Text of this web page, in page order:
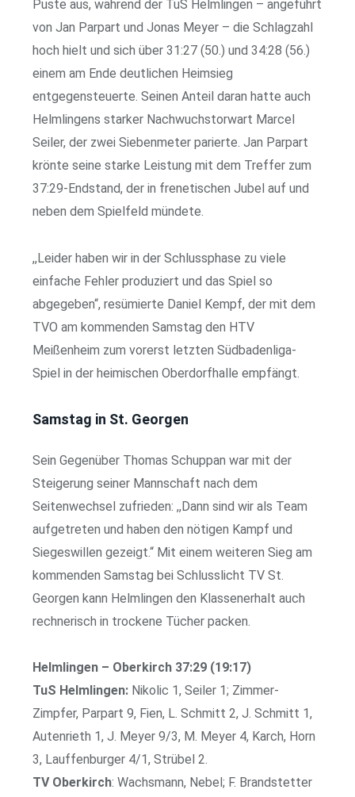
Puste aus, während der TuS Helmlingen – angeführt
von Jan Parpart und Jonas Meyer – die Schlagzahl
hoch hielt und sich über 31:27 (50.) und 34:28 (56.)
einem am Ende deutlichen Heimsieg
entgegensteuerte. Seinen Anteil daran hatte auch
Helmlingens starker Nachwuchstorwart Marcel
Seiler, der zwei Siebenmeter parierte. Jan Parpart
krönte seine starke Leistung mit dem Treffer zum
37:29-Endstand, der in frenetischen Jubel auf und
neben dem Spielfeld mündete.
,,Leider haben wir in der Schlussphase zu viele
einfache Fehler produziert und das Spiel so
abgegeben“, resümierte Daniel Kempf, der mit dem
TVO am kommenden Samstag den HTV
Meißenheim zum vorerst letzten Südbadenliga-
Spiel in der heimischen Oberdorfhalle empfängt.
Samstag in St. Georgen
Sein Gegenüber Thomas Schuppan war mit der
Steigerung seiner Mannschaft nach dem
Seitenwechsel zufrieden: ,,Dann sind wir als Team
aufgetreten und haben den nötigen Kampf und
Siegeswillen gezeigt.“ Mit einem weiteren Sieg am
kommenden Samstag bei Schlusslicht TV St.
Georgen kann Helmlingen den Klassenerhalt auch
rechnerisch in trockene Tücher packen.
Helmlingen – Oberkirch 37:29 (19:17)
TuS Helmlingen:Nikolic 1, Seiler 1; Zimmer-
Zimpfer, Parpart 9, Fien, L. Schmitt 2, J. Schmitt 1,
Autenrieth 1, J. Meyer 9/3, M. Meyer 4, Karch, Horn
3, Lauffenburger 4/1, Strübel 2.
TV Oberkirch: Wachsmann, Nebel; F. Brandstetter